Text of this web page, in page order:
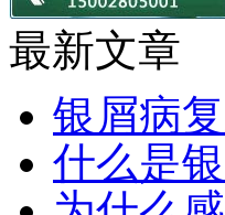
最新文章
银屑病
什么是